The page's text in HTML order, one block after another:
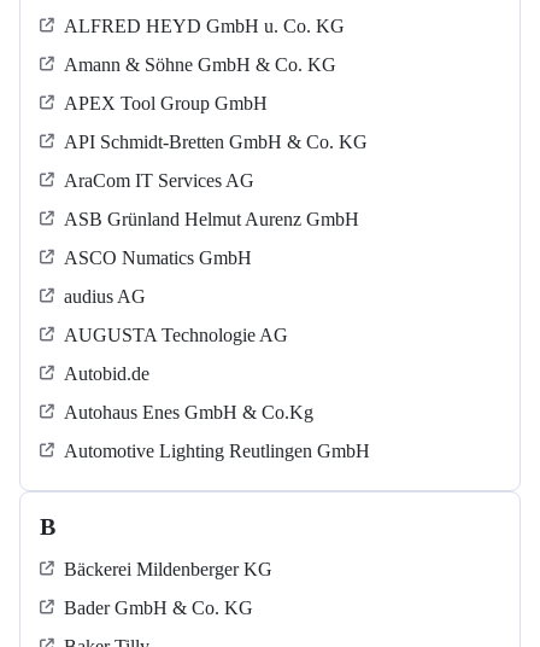
ALFRED HEYD GmbH u. Co. KG
Amann & Söhne GmbH & Co. KG
APEX Tool Group GmbH
API Schmidt-Bretten GmbH & Co. KG
AraCom IT Services AG
ASB Grün­land Helmut Au­renz GmbH
ASCO Numatics GmbH
audius AG
AUGUSTA Technologie AG
Autobid.de
Autohaus Enes GmbH & Co.Kg
Automotive Lighting Reutlingen GmbH
B
Bäckerei Mildenberger KG
Bader GmbH & Co. KG